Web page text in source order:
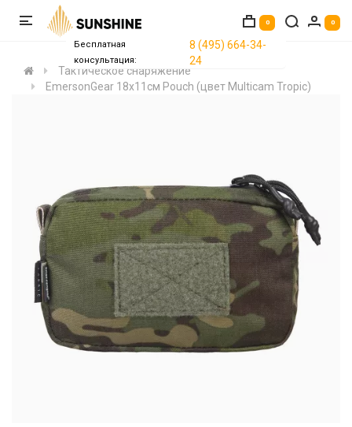
0 0
Бесплатная
консультация:
8 (495) 664-34-
24
Тактическое снаряжение
EmersonGear 18x11см Pouch (цвет Multicam Tropic)